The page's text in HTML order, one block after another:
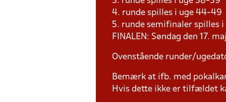
4. runde spilles i uge 44-49
5. runde semifinaler spilles i
FINALEN: Søndag den 17. maj
Ovenstående runder/
Bemærk at ifb. med
Hvis dette ikke er tilfældet